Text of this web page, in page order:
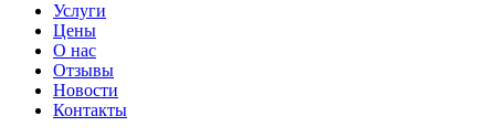
Услуги
Цены
О нас
Отзывы
Новости
Контакты